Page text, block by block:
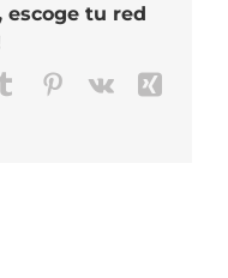
escoge tu red
TumblrPinterest
Vk